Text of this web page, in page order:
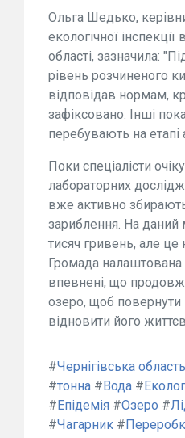
Ольга Шедько,
екологічної інспекції
області, зазначила:
рівень розчиненого
відповідав нормам,
зафіксовано. Інші
перебувають на етапі
Поки спеціалісти
лабораторних
вже активно
зариблення. На даний
тисяч гривень, але це
Громада налаштована
впевнені, що
озеро, щоб повернути
відновити його
#Чернігівська область
#тонна # Вода #
# Епідемія #Озеро #
#Чагарник #